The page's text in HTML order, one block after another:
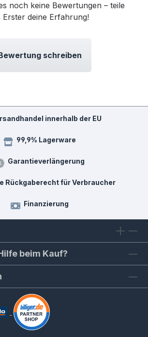
noch keine Bewertungen – teile
Erster deine Erfahrung!
schreiben
innerhalb der EU
99,9% Lagerware
Garantieverlängerung
Rückgaberecht für Verbraucher
Finanzierung
beim Kauf?